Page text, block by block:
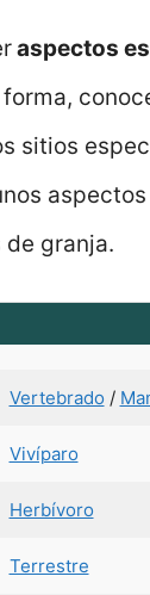
aspectos
sitios
granja.
Vertebrado /
Vivíparo
Herbívoro
Terrestre